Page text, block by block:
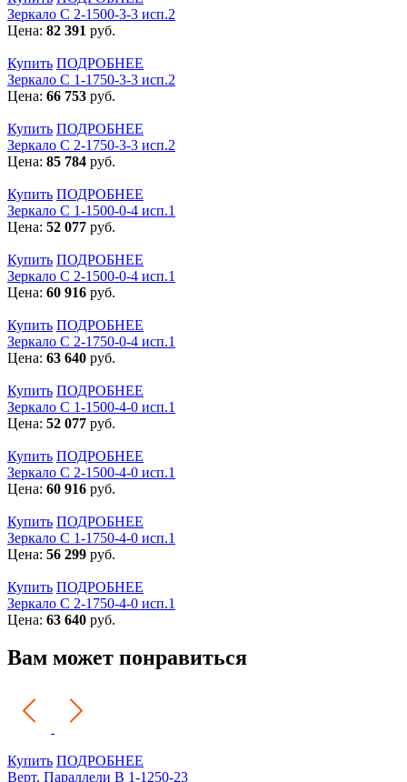
Зеркало С 2-1500-3-3 исп.2
Цена: 82 391 руб.
Купить ПОДРОБНЕЕ
Зеркало С 1-1750-3-3 исп.2
Цена: 66 753 руб.
Купить ПОДРОБНЕЕ
Зеркало С 2-1750-3-3 исп.2
Цена: 85 784 руб.
Купить ПОДРОБНЕЕ
Зеркало С 1-1500-0-4 исп.1
Цена: 52 077 руб.
Купить ПОДРОБНЕЕ
Зеркало С 2-1500-0-4 исп.1
Цена: 60 916 руб.
Купить ПОДРОБНЕЕ
Зеркало С 2-1750-0-4 исп.1
Цена: 63 640 руб.
Купить ПОДРОБНЕЕ
Зеркало С 1-1500-4-0 исп.1
Цена: 52 077 руб.
Купить ПОДРОБНЕЕ
Зеркало С 2-1500-4-0 исп.1
Цена: 60 916 руб.
Купить ПОДРОБНЕЕ
Зеркало С 1-1750-4-0 исп.1
Цена: 56 299 руб.
Купить ПОДРОБНЕЕ
Зеркало С 2-1750-4-0 исп.1
Цена: 63 640 руб.
Вам может понравиться
Купить ПОДРОБНЕЕ
Верт. Параллели В 1-1250-23